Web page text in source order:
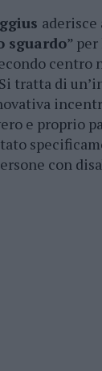
aderisce
sguardo”
centro
tratta di
e proprio
con